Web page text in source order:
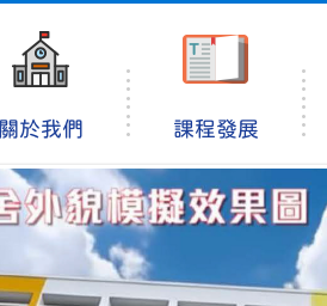
關於我們 課程發展